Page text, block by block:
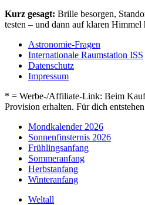
Kurz gesagt: Brille besorgen,
testen – und dann auf klaren
Astronomie-Fragen
Internationale Raumstation ISS
Datenschutz
Impressum
* = Werbe-/Affiliate-Link: Beim Kauf
Provision erhalten. Für dich
Mondkalender 2026
Sonnenfinsternis 2026
Frühlingsanfang
Sommeranfang
Herbstanfang
Winteranfang
Weltall